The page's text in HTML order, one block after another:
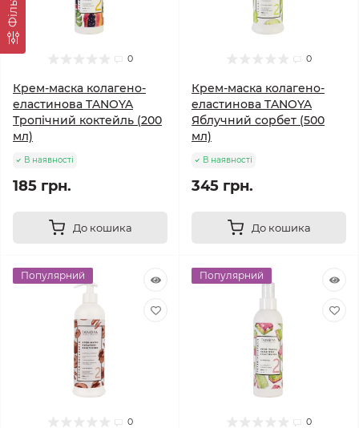
0
Крем-маска колагено-
еластинова TANOYA
Тропічний коктейль (200
мл)
В наявності
185 грн.
До кошика
0
Крем-маска колагено-
еластинова TANOYA
Яблучний сорбет (500
мл)
В наявності
345 грн.
До кошика
Популярний
0
Популярний
0